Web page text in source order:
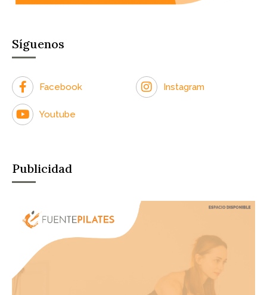
Síguenos
Facebook Instagram
Youtube
Publicidad